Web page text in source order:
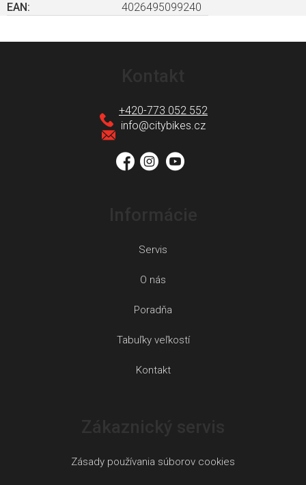
EAN : 4026495099240
info@citybikes.cz
+420-773 052 552
Servis
O nás
Poradňa
Tabuľky veľkostí
Kontakt
Zásady používania súborov cookies